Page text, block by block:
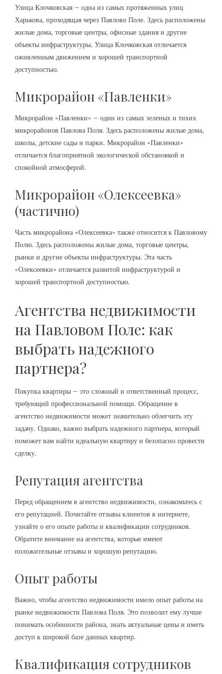
Улица Клочковская – одна из самых протяженных улиц
Харькова, проходящая через Павлово Поле. Здесь расположены
жилые дома, торговые центры, офисные здания и другие
объекты инфраструктуры. Улица Клочковская отличается
оживленным движением и хорошей транспортной
доступностью.
Микрорайон «Павленки»
Микрорайон «Павленки» – один из самых зеленых и тихих
микрорайонов Павлова Поля. Здесь расположены жилые дома,
школы, детские сады и парки. Микрорайон «Павленки»
отличается благоприятной экологической обстановкой и
спокойной атмосферой.
Микрорайон «Олексеевка»
(частично)
Часть микрорайона «Олексеевка» также относится к Павловому
Полю. Здесь расположены жилые дома, торговые центры,
рынки и другие объекты инфраструктуры. Эта часть
«Олексеевки» отличается развитой инфраструктурой и
хорошей транспортной доступностью.
Агентства недвижимости
на Павловом Поле: как
выбрать надежного
партнера?
Покупка квартиры – это сложный и ответственный процесс,
требующий профессиональной помощи. Обращение в
агентство недвижимости может значительно облегчить эту
задачу. Однако, важно выбрать надежного партнера, который
поможет вам найти идеальную квартиру и безопасно провести
сделку.
Репутация агентства
Перед обращением в агентство недвижимости, ознакомьтесь с
его репутацией. Почитайте отзывы клиентов в интернете,
узнайте о его опыте работы и квалификации сотрудников.
Обратите внимание на агентства, которые имеют
положительные отзывы и хорошую репутацию.
Опыт работы
Важно, чтобы агентство недвижимости имело опыт работы на
рынке недвижимости Павлова Поля. Это позволит ему лучше
понимать особенности района, знать актуальные цены и иметь
доступ к широкой базе данных квартир.
Квалификация сотрудников